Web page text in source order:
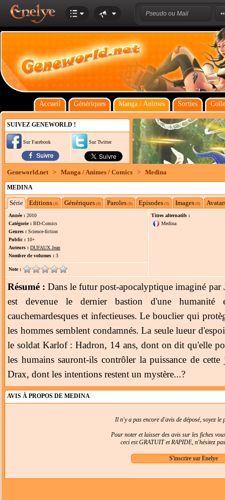
Accueil Génériques Manga / Animes Sorties
SUIVEZ GENEWORLD !
Sur Facebook Sur Twitter
Geneworld.net > Manga / Animes / Comics > Medina
MEDINA
Série Editions (4) Génériques (0) Paroles (0) Episodes (0) Images (0)
Année : 2010
Catégorie : BD-Comics
Genres : Science-fiction
Public : 10+
Auteurs : DUFAUX Jean
Nombre de volumes : 3
Note :
Titres alternatifs :
Medina
Résumé : Dans le futur post-apocalyptique imaginé
est devenue le dernier bastion d'une humanité
cauchemardesques et infectieuses. Le bouclier qui
les hommes semblent condamnés. La seule lueur
le soldat Karlof : Hadron, 14 ans, dont on dit qu'elle
les humains sauront-ils contrôler la puissance de
Drax, dont les intentions restent un mystère...?
AVIS À PROPOS DE MEDINA
Il n'y a pas encore d'avis de déposé, soyez
Pour noter et laisser des avis sur les fiches
ceci est GRATUIT et RAPIDE, n'hésitez